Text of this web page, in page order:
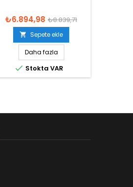
₺6.894,98 ₺8.839,71
 Sepete ekle
Daha fazla
 Stokta VAR